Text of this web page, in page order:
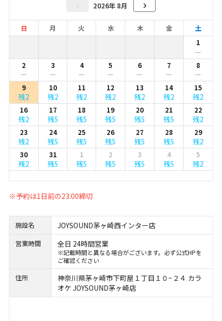
2026年 8月
日 月 火 水 木 金
土
1
ー
2 3 4 5 6 7 8
ー ー ー ー ー ー ー
9 10 11 12 13 14 15
残2 残2 残2 残2 残2 残2 残2
16 17 18 19 20 21 22
残2 残5 残5 残5 残5 残5 残2
23 24 25 26 27 28 29
残2 残5 残5 残5 残5 残5 残2
30 31 1 2 3 4 5
残2 残5 残5 残5 残5 残5 残2
※予約は1日前の23:00締切
施設名 JOYSOUND茅ヶ崎西インター店
営業時間 全日 24時間営業
※記載時間と異なる場合がございます。必ず公式HPを
ご確認ください
住所
神奈川県茅ヶ崎市下町屋１丁目１０−２４ カラ
オケ JOYSOUND茅ヶ崎店